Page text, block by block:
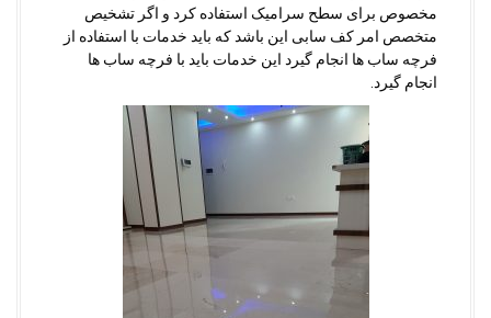
مخصوص برای سطح سرامیک استفاده کرد و اگر تشخیص
متخصص امر کف سابی این باشد که باید خدمات با استفاده از
فرچه ساب ها انجام گیرد این خدمات باید با فرچه ساب ها
انجام گیرد.